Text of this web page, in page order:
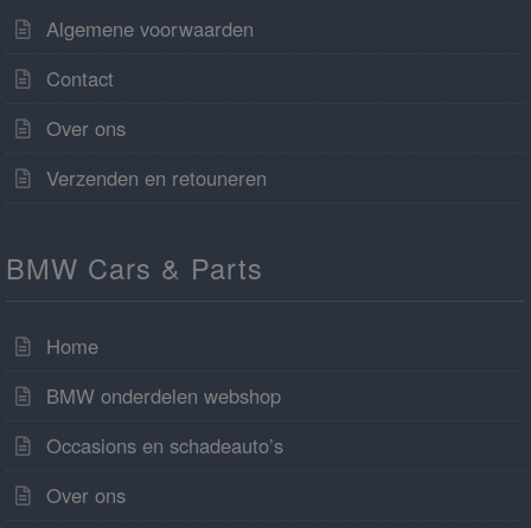
Algemene voorwaarden
Contact
Over ons
Verzenden en retouneren
BMW Cars & Parts
Home
BMW onderdelen webshop
Occasions en schadeauto’s
Over ons